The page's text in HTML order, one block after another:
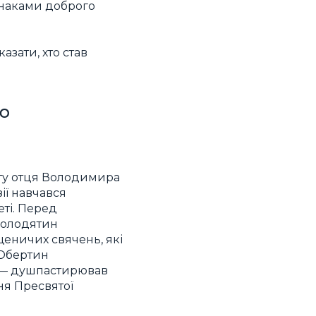
доброго
хто став
отця Володимира
навчався
Перед
свячень, які
— душпастирював
Пресвятої